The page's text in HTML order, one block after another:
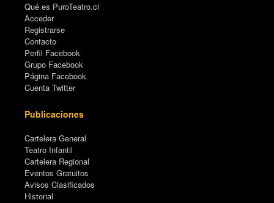
Qué es PuroTeatro.cl
Acceder
Registrarse
Contacto
Perfil Facebook
Grupo Facebook
Página Facebook
Cuenta Twitter
Publicaciones
Cartelera General
Teatro Infantil
Cartelera Regional
Eventos Gratuitos
Avisos Clasificados
Historial